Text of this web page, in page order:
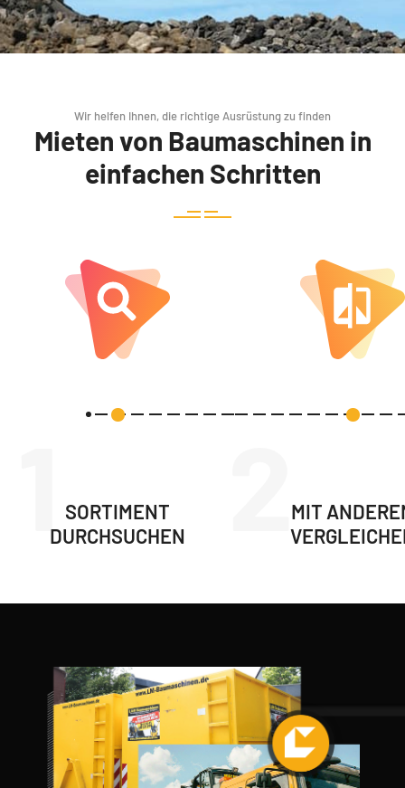
Wir helfen Ihnen, die richtige Ausrüstung zu finden
Mieten von Baumaschinen in
einfachen Schritten
SORTIMENT
DURCHSUCHEN
2MIT